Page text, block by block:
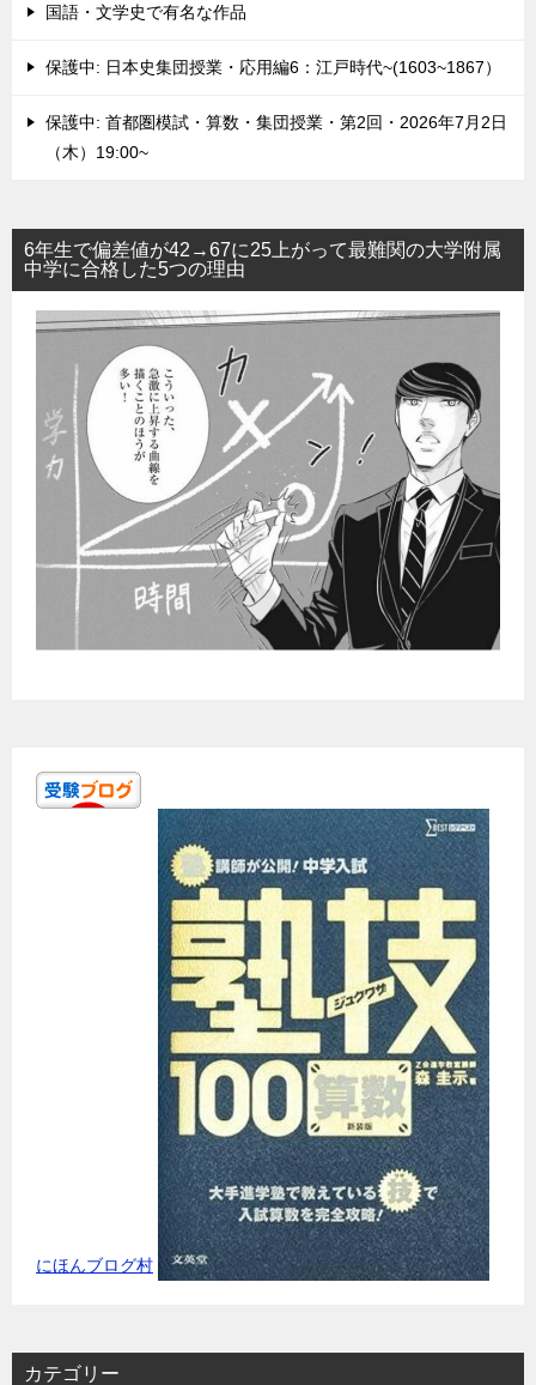
国語・文学史で有名な作品
保護中: 日本史集団授業・応用編6：江戸時代~(1603~1867）
保護中: 首都圏模試・算数・集団授業・第2回・2026年7月2日
（木）19:00~
6年生で偏差値が42→67に25上がって最難関の大学附属
中学に合格した5つの理由
にほんブログ村
カテゴリー